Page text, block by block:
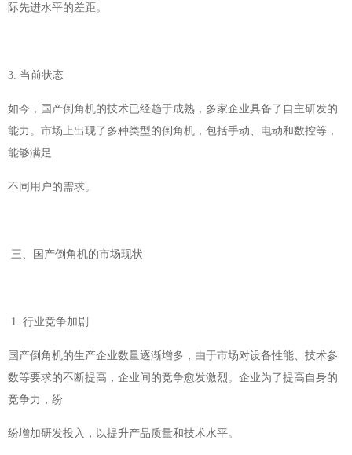
际先进水平的差距。
3. 当前状态
如今，国产倒角机的技术已经趋于成熟，多家企业具备了自主研发的
能力。市场上出现了多种类型的倒角机，包括手动、电动和数控等，
能够满足
不同用户的需求。
三、国产倒角机的市场现状
1. 行业竞争加剧
国产倒角机的生产企业数量逐渐增多，由于市场对设备性能、技术参
数等要求的不断提高，企业间的竞争愈发激烈。企业为了提高自身的
竞争力，纷
纷增加研发投入，以提升产品质量和技术水平。